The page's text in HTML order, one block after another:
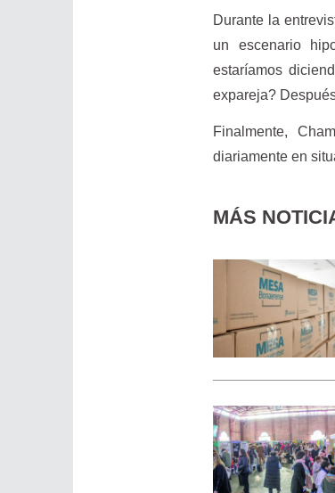
Durante la
un escenario
estaríamos
expareja?
Finalmente,
diariamente en
MÁS